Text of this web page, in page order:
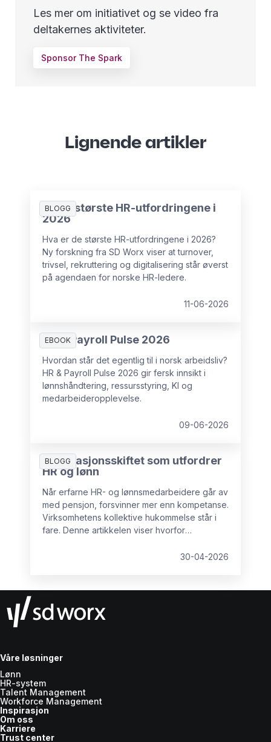
Les mer om initiativet og se video fra
deltakernes aktiviteter.
Sponsor The Spark
Lignende artikler
BLOGG
De 10 største HR-utfordringene i
2026
Hva er de største HR-utfordringene i 2026?
Ny forskning fra SD Worx viser at turnover,
trivsel, rekruttering og digitalisering står øverst
på agendaen for norske HR-ledere.
11-06-2026
EBOOK
HR & Payroll Pulse 2026
Hvordan står det egentlig til i norsk arbeidsliv?
HR & Payroll Pulse 2026 gir fersk innsikt i
lønnshåndtering, ressursstyring, KI og
medarbeideropplevelse.
09-06-2026
BLOGG
Generasjonsskiftet som utfordrer
HR og lønn
Når erfarne HR- og lønnsmedarbeidere går av
med pensjon, forsvinner mer enn kompetanse.
Virksomhetens kollektive hukommelse står i
fare. Denne artikkelen viser hvorfor
konsekvenser det får, og hva organisasjoner
30-04-2026
Våre løsninger
Lønn
HR-system
Talent Management
Workforce Management
Inspirasjon
Om oss
Karriere
Trust center